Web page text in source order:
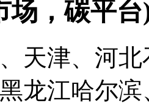
场，碳平台
天津、河
龙江哈尔